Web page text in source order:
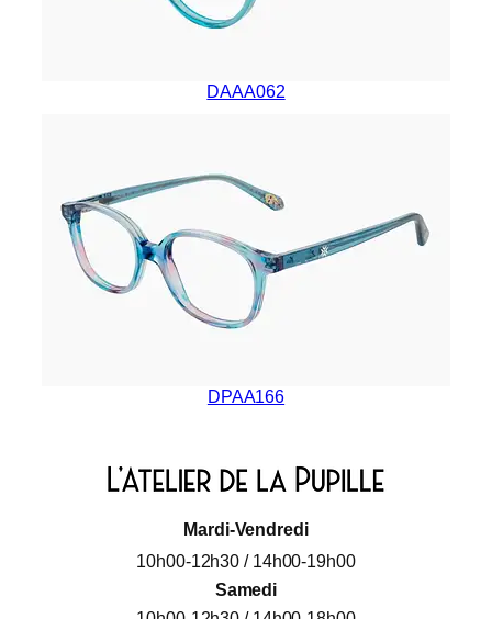
DAAA062
DPAA166
Mardi-Vendredi
10h00-12h30 / 14h00-19h00
Samedi